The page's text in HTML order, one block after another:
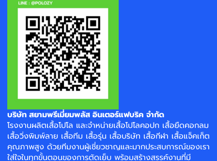
บริษัท สยามพรีเมี่ยมพลัส อินเตอร์แฟบริค จำกัด
โรงงานผลิตเสื้อโปโล และจำหน่ายเสื้อโปโลคอปก เสื้อยืดคอกลม
เสื้อวิ่งพิมพ์ลาย เสื้อทีม เสื้อรุ่น เสื้อบริษัท เสื้อกีฬา เสื้อแจ็คเก็ต
คุณภาพสูง ด้วยทีมงานผู้เชี่ยวชาญและมากประสบการณ์ของเรา
ใส่ใจในทุกขั้นตอนของการตัดเย็บ พร้อมสร้างสรรค์งานที่มี